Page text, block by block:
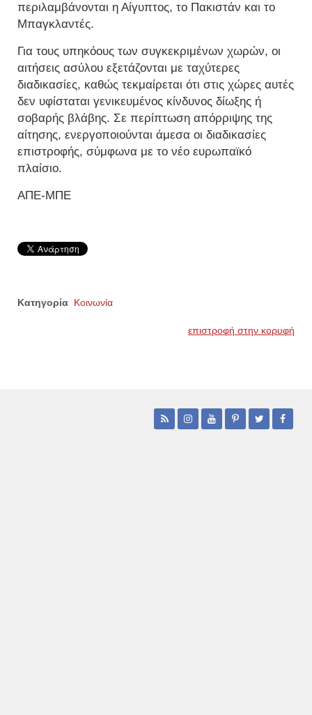
περιλαμβάνονται η Αίγυπτος, το Πακιστάν και το
Μπαγκλαντές.
Για τους υπηκόους των συγκεκριμένων χωρών, οι
αιτήσεις ασύλου εξετάζονται με ταχύτερες
διαδικασίες, καθώς τεκμαίρεται ότι στις χώρες αυτές
δεν υφίσταται γενικευμένος κίνδυνος δίωξης ή
σοβαρής βλάβης. Σε περίπτωση απόρριψης της
αίτησης, ενεργοποιούνται άμεσα οι διαδικασίες
επιστροφής, σύμφωνα με το νέο ευρωπαϊκό
πλαίσιο.
ΑΠΕ-ΜΠΕ
Κατηγορία Κοινωνία
επιστροφή στην κορυφή